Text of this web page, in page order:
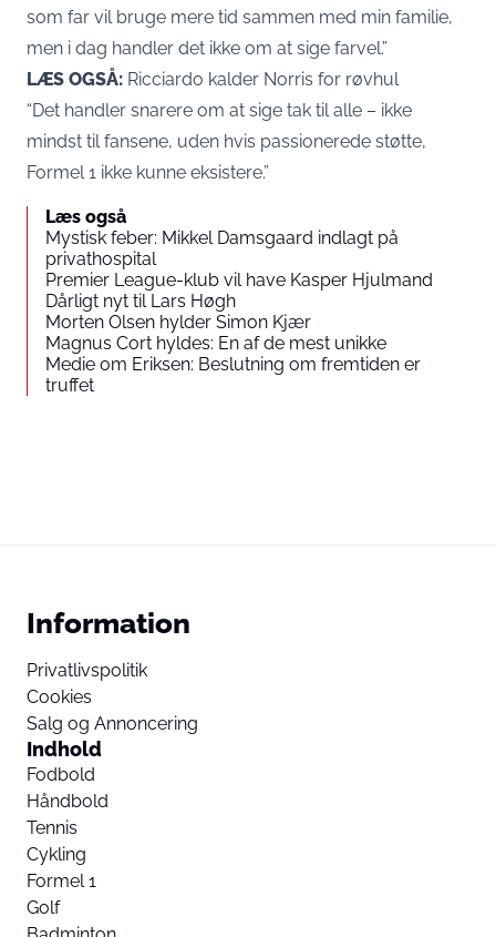
som far vil bruge mere tid sammen med min familie,
men i dag handler det ikke om at sige farvel.”
LÆS OGSÅ: Ricciardo kalder Norris for røvhul
“Det handler snarere om at sige tak til alle – ikke
mindst til fansene, uden hvis passionerede støtte,
Formel 1 ikke kunne eksistere.”
Læs også
Mystisk feber: Mikkel Damsgaard indlagt på
privathospital
Premier League-klub vil have Kasper Hjulmand
Dårligt nyt til Lars Høgh
Morten Olsen hylder Simon Kjær
Magnus Cort hyldes: En af de mest unikke
Medie om Eriksen: Beslutning om fremtiden er
truffet
Information
Privatlivspolitik
Cookies
Salg og Annoncering
Indhold
Fodbold
Håndbold
Tennis
Cykling
Formel 1
Golf